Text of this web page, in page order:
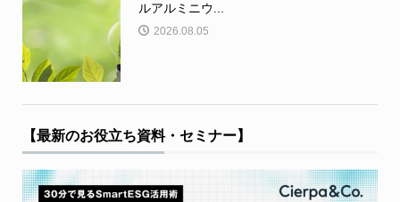
ルアルミニウ...
2026.08.05
【最新のお役立ち資料・セミナー】